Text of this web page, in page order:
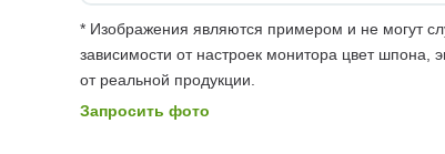
* Изображения являются примером и не могут
зависимости от настроек монитора цвет шпона,
от реальной продукции.
Запросить фото